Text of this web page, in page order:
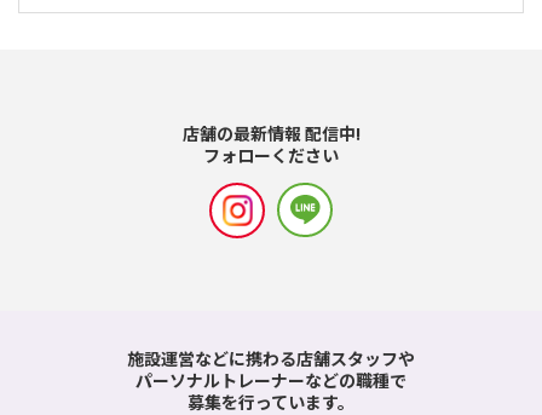
店舗の最新情報 配信中!
フォローください
施設運営などに携わる店舗スタッフや
パーソナルトレーナーなどの職種で
募集を行っています。